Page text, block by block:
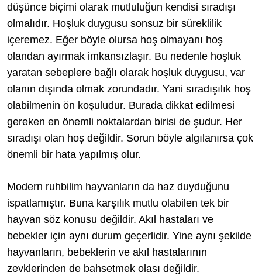
düşünce biçimi olarak mutluluğun kendisi sıradışı
olmalıdır. Hoşluk duygusu sonsuz bir süreklilik
içeremez. Eğer böyle olursa hoş olmayanı hoş
olandan ayırmak imkansızlaşır. Bu nedenle hoşluk
yaratan sebeplere bağlı olarak hoşluk duygusu, var
olanın dışında olmak zorundadır. Yani sıradışılık hoş
olabilmenin ön koşuludur. Burada dikkat edilmesi
gereken en önemli noktalardan birisi de şudur. Her
sıradışı olan hoş değildir. Sorun böyle algılanırsa çok
önemli bir hata yapılmış olur.
Modern ruhbilim hayvanların da haz duyduğunu
ispatlamıştır. Buna karşılık mutlu olabilen tek bir
hayvan söz konusu değildir. Akıl hastaları ve
bebekler için aynı durum geçerlidir. Yine aynı şekilde
hayvanların, bebeklerin ve akıl hastalarının
zevklerinden de bahsetmek olası değildir.